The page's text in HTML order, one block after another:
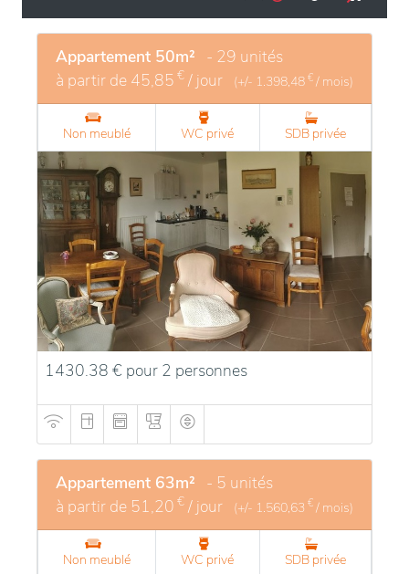
Appartement 50m² - 29 unités
à partir de 45,85 € / jour (+/- 1.398,48 € / mois)
Non meublé WC privé SDB privée
1430.38 € pour 2 personnes
Appartement 63m² - 5 unités
à partir de 51,20 € / jour (+/- 1.560,63 € / mois)
Non meublé WC privé SDB privée